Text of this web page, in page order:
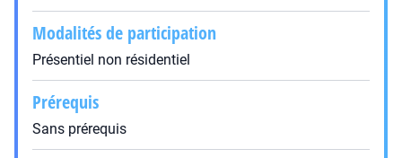
Modalités de participation
Présentiel non résidentiel
Prérequis
Sans prérequis